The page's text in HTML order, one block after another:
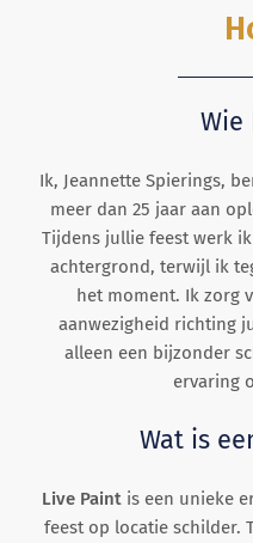
Wie
Ik, Jeannette Spierings,
meer dan 25 jaar aan
Tijdens jullie feest werk
achtergrond, terwijl ik
het moment. Ik zorg
aanwezigheid richting
alleen een bijzonder
ervaring
Wat is
Live Paint is een unieke
feest op locatie schilder.